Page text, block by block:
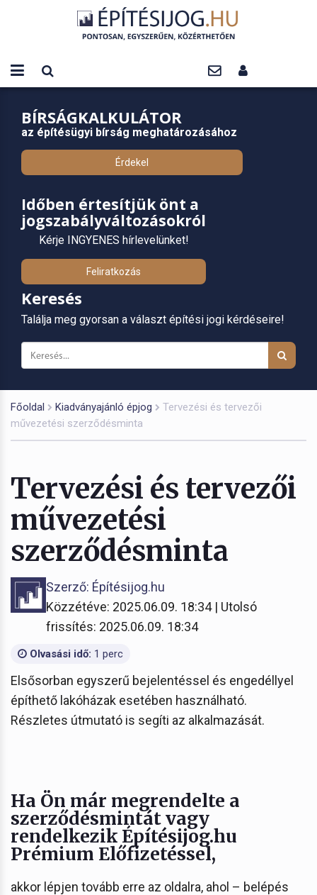
BÍRSÁGKALKULÁTOR
az építésügyi bírság meghatározásához
Érdekel
Időben értesítjük önt a
jogszabályváltozásokról
Kérje INGYENES hírlevelünket!
Feliratkozás
Keresés
Találja meg gyorsan a választ építési jogi kérdéseire!
Főoldal Kiadványajánló épjog
Tervezési és tervezői
művezetési szerződésminta
Tervezési és tervezői
művezetési
szerződésminta
Szerző: Építésijog.hu
Közzétéve: 2025.06.09. 18:34 | Utolsó
frissítés: 2025.06.09. 18:34
Olvasási idő: 1 perc
Elsősorban egyszerű bejelentéssel és engedéllyel
építhető lakóházak esetében használható.
Részletes útmutató is segíti az alkalmazását.
Ha Ön már megrendelte a
szerződésmintát vagy
rendelkezik Építésijog.hu
Prémium Előfizetéssel,
akkor lépjen tovább erre az oldalra, ahol – belépés